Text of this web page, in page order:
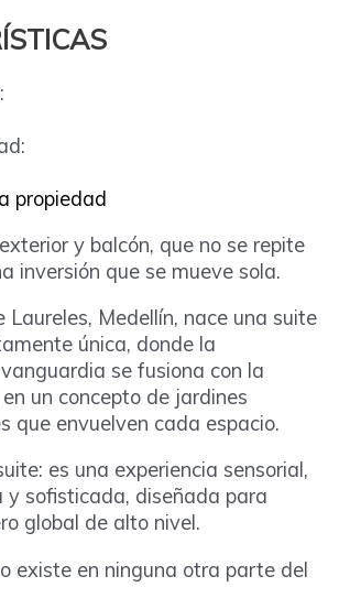
propiedad
y balcón, que no se repite
inversión que se mueve sola.
Laureles, Medellín, nace una suite
única, donde la
se fusiona con la
un concepto de jardines
que envuelven cada espacio.
es una experiencia sensorial,
y sofisticada, diseñada para
global de alto nivel.
existe en ninguna otra parte del